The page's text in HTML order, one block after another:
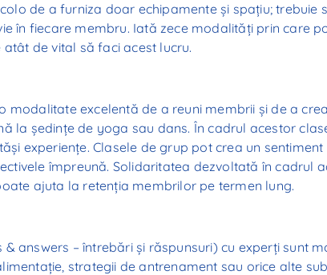
de a furniza doar echipamente și spațiu; trebuie
în fiecare membru. Iată zece modalități prin care
de vital să faci acest lucru.
modalitate excelentă de a reuni membrii și de a
la ședințe de yoga sau dans. În cadrul acestor
experiențe. Clasele de grup pot crea un
împreună. Solidaritatea dezvoltată în cadrul
ajuta la retenția membrilor pe termen lung.
& answers – întrebări și răspunsuri) cu experți sunt
strategii de antrenament sau orice alte